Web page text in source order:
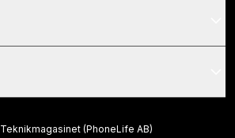
Teknikmagasinet (PhoneLife AB)